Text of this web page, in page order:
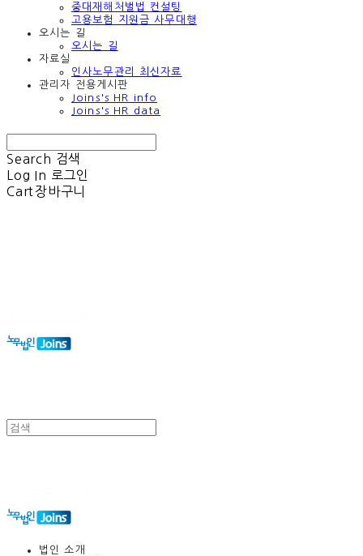
중대재해처벌법 컨설팅
고용보험 지원금 사무대행
오시는 길
오시는 길
자료실
인사노무관리 최신자료
관리자 전용게시판
Joins's HR info
Joins's HR data
Search 검색
Log In 로그인
Cart장바구니
법인 소개